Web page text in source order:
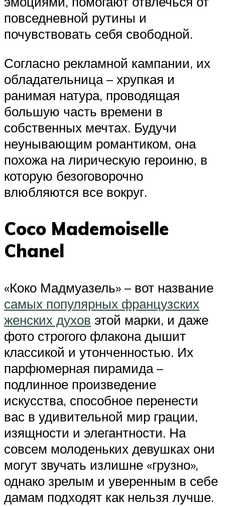
повседневной рутины и
почувствовать себя свободной.
Согласно рекламной кампании, их
обладательница – хрупкая и
ранимая натура, проводящая
большую часть времени в
собственных мечтах. Будучи
неунывающим романтиком, она
похожа на лирическую героиню, в
которую безоговорочно
влюбляются все вокруг.
Coco Mademoiselle
Chanel
«Коко Мадмуазель» – вот название
самых популярных французских
женских духов этой марки, и даже
фото строгого флакона дышит
классикой и утонченностью. Их
парфюмерная пирамида –
подлинное произведение
искусства, способное перенести
вас в удивительной мир грации,
изящности и элегантности. На
совсем молоденьких девушках они
могут звучать излишне «грузно»,
однако зрелым и уверенным в себе
дамам подходят как нельзя лучше.